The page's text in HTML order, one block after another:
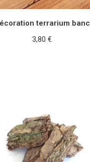
terrarium banc
3,80€